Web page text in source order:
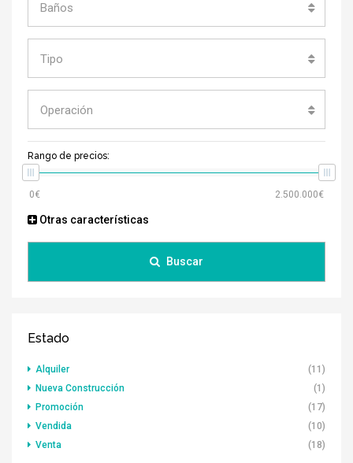
Baños
Tipo
Operación
Rango de precios:
Otras características
Buscar
Estado
Alquiler
(11)
Nueva Construcción
(1)
Promoción
(17)
Vendida
(10)
Venta
(18)